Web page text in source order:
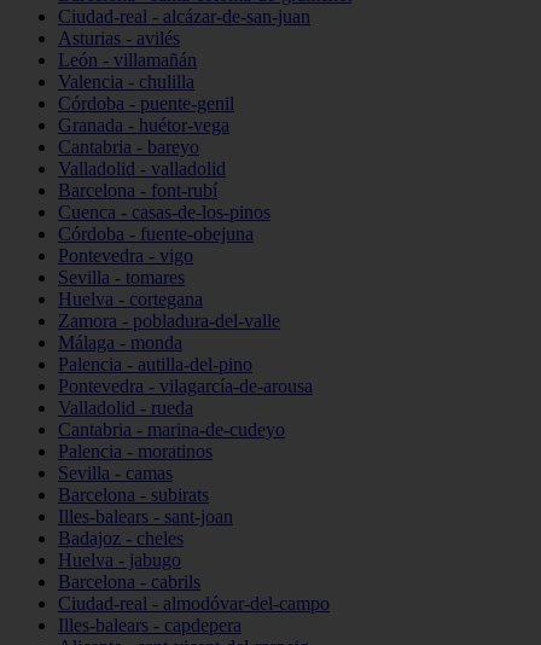
Ciudad-real - alcázar-de-san-juan
Asturias - avilés
León - villamañán
Valencia - chulilla
Córdoba - puente-genil
Granada - huétor-vega
Cantabria - bareyo
Valladolid - valladolid
Barcelona - font-rubí
Cuenca - casas-de-los-pinos
Córdoba - fuente-obejuna
Pontevedra - vigo
Sevilla - tomares
Huelva - cortegana
Zamora - pobladura-del-valle
Málaga - monda
Palencia - autilla-del-pino
Pontevedra - vilagarcía-de-arousa
Valladolid - rueda
Cantabria - marina-de-cudeyo
Palencia - moratinos
Sevilla - camas
Barcelona - subirats
Illes-balears - sant-joan
Badajoz - cheles
Huelva - jabugo
Barcelona - cabrils
Ciudad-real - almodóvar-del-campo
Illes-balears - capdepera